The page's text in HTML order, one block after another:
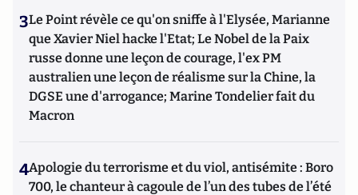
3Le Point révèle ce qu'on sniffe à l'Elysée, Marianne
que Xavier Niel hacke l'Etat; Le Nobel de la Paix
russe donne une leçon de courage, l'ex PM
australien une leçon de réalisme sur la Chine, la
DGSE une d'arrogance; Marine Tondelier fait du
Macron
4Apologie du terrorisme et du viol, antisémite : Boro
700, le chanteur à cagoule de l’un des tubes de l’été